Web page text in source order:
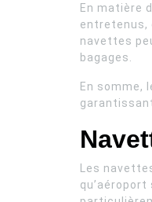
En matière
entretenus,
navettes
bagages.
En somme,
Les